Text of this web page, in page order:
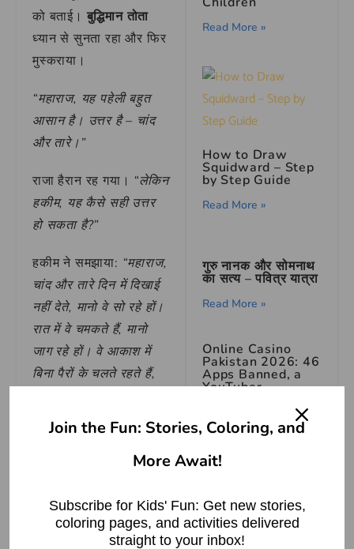
को बताई। बुद्धिमान तोता
ध्यान से सुनता रहा और फिर
मुस्कराया।
“महाराज, यह पहेली बहुत
आसान है। उत्तर है – चांद
और तारे।”
राजा हैरान रह गया। “लेकिन
हकीम, यह कैसे सही उत्तर
हो सकता है?”
हकीम ने समझाया: “महाराज,
चांद और तारे दिन में दिखाई
नहीं देते, मानो वे सो रहे हों।
रात में वे चमकते हैं, मानो
जाग रहे हों। वे आकाश में
बिना पैरों के चलते रहते हैं,
दुनिया को देखते रहते हैं।”
राजा खुशी से झूम उठा।
उत्तर भेज दिया। जब राजा
जफ़र को उत्तर मिला, तो वह
बहुत प्रभावित हुआ। उसने
Read More »
How to Draw
Squidward – Step
by Step Guide
Read More »
गुरु नानक और सोमनाथ
का सत्य – पवित्र यात्रा
Read More »
Online Casino
Pakistan 2026: 46
Apps Banned, a
YouTuber
What Still Works
Read More »
John
Join the Fun: Stories, Coloring, and
More Await!
Subscribe for Kids' Fun: Get new stories,
coloring pages, and activities delivered
straight to your inbox!